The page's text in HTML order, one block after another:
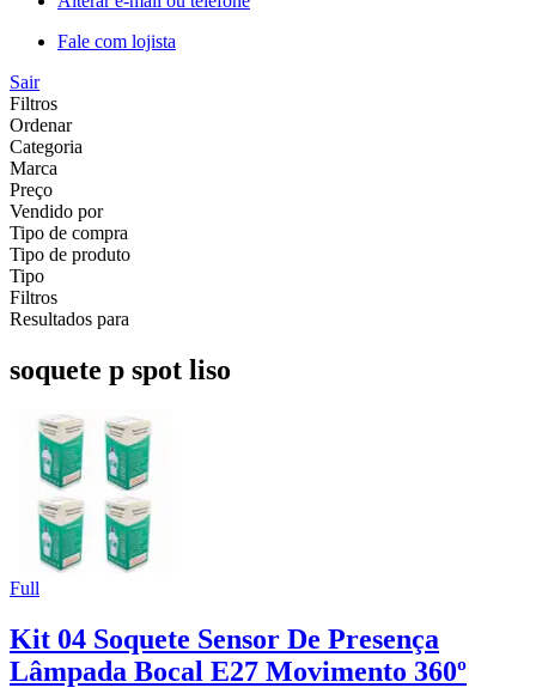
Fale com lojista
Sair
Filtros
Ordenar
Categoria
Marca
Preço
Vendido por
Tipo de compra
Tipo de produto
Tipo
Filtros
Resultados para
soquete p spot liso
Full
Kit 04 Soquete Sensor De Presença
Lâmpada Bocal E27 Movimento 360º